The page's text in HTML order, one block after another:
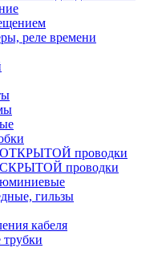
реле времени
ОТКРЫТОЙ проводки
СКРЫТОЙ проводки
гильзы
кабеля
трубки